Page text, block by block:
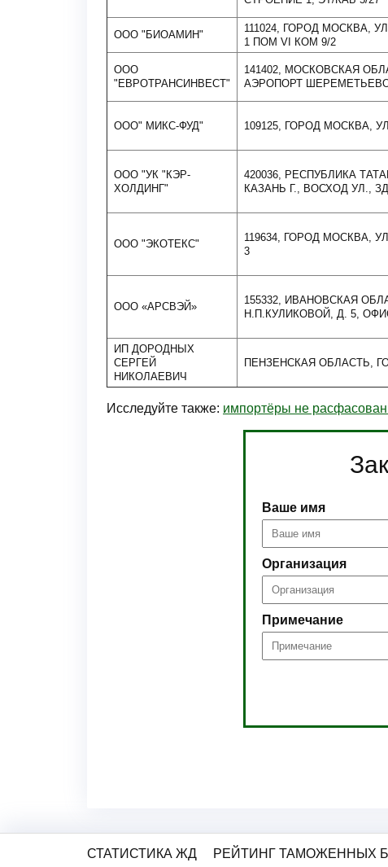
ООО "БИОАМИН"
111024, ГОРОД МОСКВА,
1 ПОМ VI КОМ 9/2
ООО
"ЕВРОТРАНСИНВЕСТ"
141402, МОСКОВСКАЯ
АЭРОПОРТ
ООО" МИКС-ФУД" 109125, ГОРОД МОСКВА,
ООО "УК "КЭР-
ХОЛДИНГ"
420036, РЕСПУБЛИКА
КАЗАНЬ Г., ВОСХОД УЛ.,
ООО "ЭКОТЕКС"
119634, ГОРОД МОСКВА,
3
ООО «АРСВЭЙ»
155332, ИВАНОВСКАЯ
Н.П.КУЛИКОВОЙ, Д. 5,
ИП ДОРОДНЫХ
СЕРГЕЙ
НИКОЛАЕВИЧ
ПЕНЗЕНСКАЯ ОБЛАСТЬ,
Исследуйте также: импортёры не
Ваше имя
Организация
Примечание
СТАТИСТИКА ЖД РЕЙТИНГ ТАМОЖЕННЫХ